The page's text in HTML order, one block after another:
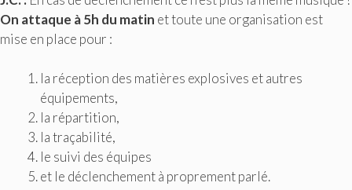
On attaque à 5h du matin et toute une organisation est
mise en place pour :
la réception des matières explosives et autres
équipements,
la répartition,
la traçabilité,
le suivi des équipes
et le déclenchement à proprement parlé.